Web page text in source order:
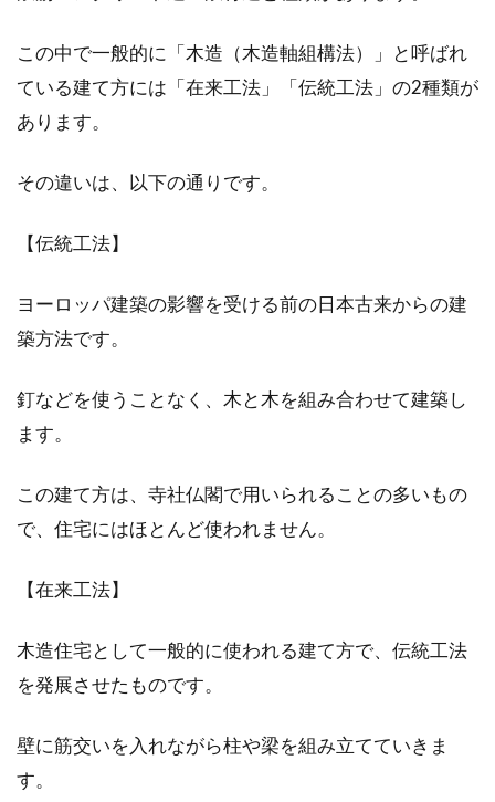
はじめて一人暮らしをするとき、学生などの場
合1Kといった間取りの部屋を選ぶことが多いか
東京で暮らすことを考えたとき、「家賃の安い
て一人暮らしを快適に！
DIYで直すことはできる？
この中で一般的に「木造（木造軸組構法）」と呼ばれ
ている建て方には「在来工法」「伝統工法」の2種類が
あります。
その違いは、以下の通りです。
【伝統工法】
ヨーロッパ建築の影響を受ける前の日本古来からの建
築方法です。
釘などを使うことなく、木と木を組み合わせて建築し
ます。
この建て方は、寺社仏閣で用いられることの多いもの
で、住宅にはほとんど使われません。
【在来工法】
木造住宅として一般的に使われる建て方で、伝統工法
を発展させたものです。
壁に筋交いを入れながら柱や梁を組み立てていきま
す。